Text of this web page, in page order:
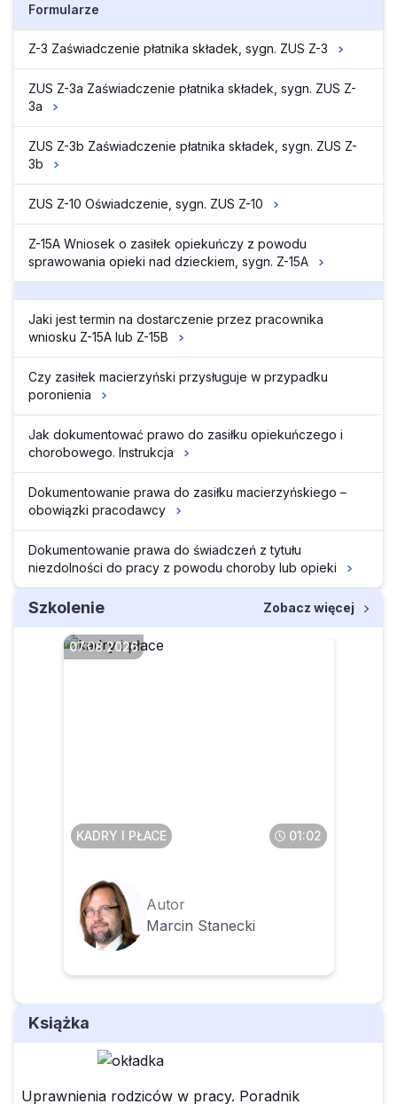
Formularze
Z-3 Zaświadczenie płatnika składek, sygn. ZUS Z-3
ZUS Z-3a Zaświadczenie płatnika składek, sygn. ZUS Z-
3a
ZUS Z-3b Zaświadczenie płatnika składek, sygn. ZUS Z-
3b
ZUS Z-10 Oświadczenie, sygn. ZUS Z-10
Z-15A Wniosek o zasiłek opiekuńczy z powodu
sprawowania opieki nad dzieckiem, sygn. Z-15A
Jaki jest termin na dostarczenie przez pracownika
wniosku Z-15A lub Z-15B
Czy zasiłek macierzyński przysługuje w przypadku
poronienia
Jak dokumentować prawo do zasiłku opiekuńczego i
chorobowego. Instrukcja
Dokumentowanie prawa do zasiłku macierzyńskiego –
obowiązki pracodawcy
Dokumentowanie prawa do świadczeń z tytułu
niezdolności do pracy z powodu choroby lub opieki
Szkolenie Zobacz więcej
07.08.2026
KADRY I PŁACE 01:02
Autor
Marcin Stanecki
Książka
Uprawnienia rodziców w pracy. Poradnik